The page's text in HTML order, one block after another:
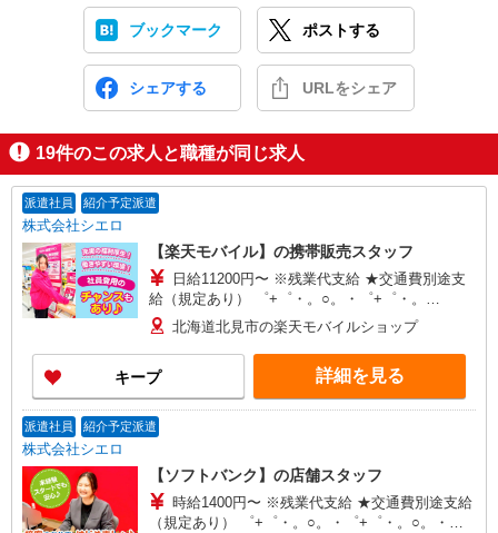
ブックマーク ポストする
シェアする URLをシェア
19件のこの求人と職種が同じ求人
派遣社員 紹介予定派遣
株式会社シエロ
【楽天モバイル】の携帯販売スタッフ
日給11200円〜 ※残業代支給 ★交通費別途支
給（規定あり） ゜+゜・。○。・゜+゜・。
○。・゜+゜ 入社祝い金10万円支給(規定有) お友達
を紹介頂くと, インセンティブ支給(規定有) ★月2
回払い・週払い可能（規程有）★ ゜・。○。・゜
+゜・。○。・゜+゜
北海道北見市の楽天モバイルショップ
キープ 詳細を見る
派遣社員 紹介予定派遣
株式会社シエロ
【ソフトバンク】の店舗スタッフ
時給1400円〜 ※残業代支給 ★交通費別途支給
（規定あり） ゜+゜・。○。・゜+゜・。○。・゜